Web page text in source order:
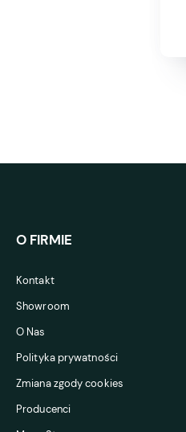
O FIRMIE
Kontakt
Showroom
O Nas
Polityka prywatności
Zmiana zgody cookies
Producenci